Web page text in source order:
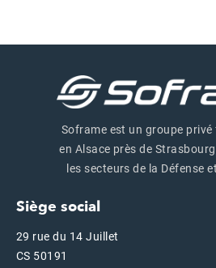
Soframe est un groupe
en Alsace près de
les secteurs de la Défense
Siège social
29 rue du 14 Juillet
CS 50191